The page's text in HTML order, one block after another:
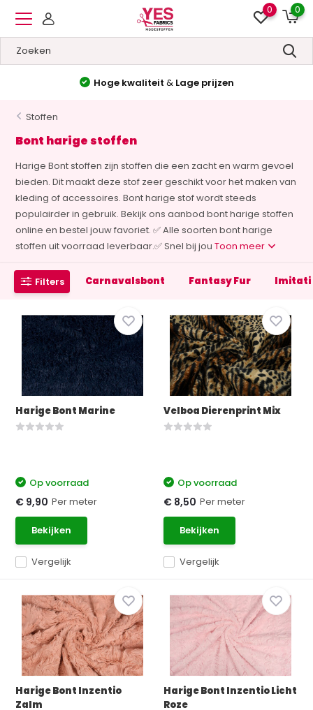
0 0
Hoge kwaliteit & Lage prijzen
Stoffen
Bont harige stoffen
Harige Bont stoffen zijn stoffen die een zacht en warm gevoel
bieden. Dit maakt deze stof zeer geschikt voor het maken van
kleding of accessoires. Bont harige stof wordt steeds
populairder in gebruik. Bekijk ons aanbod bont harige stoffen
online en bestel jouw favoriet. ✅ Alle soorten bont harige
stoffen uit voorraad leverbaar.✅ Snel bij jouToon meer
Filters Carnavalsbont Fantasy Fur
Harige Bont Marine
Vergelijk
Op voorraad
€ 9,90 Per meter
Bekijken
Velboa Dierenprint Mix
Vergelijk
Op voorraad
€ 8,50 Per meter
Bekijken
Harige Bont Inzentio
Zalm
Harige Bont Inzentio Licht
Roze